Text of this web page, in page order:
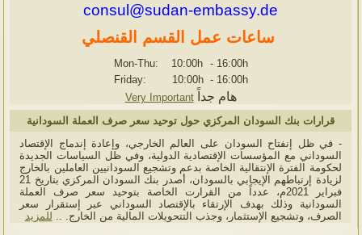
consul@sudan-embassy.de
ساعات عمل القسم القنصلي
Mon-Thu: 10:00h - 16:00h
Friday: 10:00h - 16:00h
Very Important
هام جداً
قرارات بنك السودان المركزي حول توحيد سعر صرف العملة السودانية
- في ظل إنفتاح السودان على العالم الخارجي، وإعادة إندماج الإقتصاد
السوداني مع المؤسسات الإقتصادية الدولية، وفي ظل السياسات الجديدة
لحكومة الفترة الإنتقالية الخاصة بدعم وتشجيع السودانيين العاملين بالخارج
لزيادة إرتباطهم الإيجابي بالسودان، أصدر بنك السودان المركزي بتاريخ 21
فبراير 2021م، عدداً من القرارت الخاصة بتوحيد سعر صرف العملة
السودانية وذلك بهدف الإرتقاء بالإقتصاد السوداني عبر إستقرار سعر
الصرف، وتشجيع الإستثمار، وجذب التتحويلات المالية من الخارج. .. للمزيد